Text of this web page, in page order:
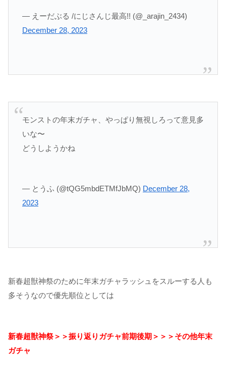
— えーだぶる /にじさんじ最高!! (@_arajin_2434)
December 28, 2023
モンストの年末ガチャ、やっぱり無視しろって意見多
いな〜
どうしようかね
— とうふ (@tQG5mbdETMfJbMQ) December 28,
2023
新春超獣神祭のために年末ガチャラッシュをスルーする人も
多そうなので優先順位としては
新春超獣神祭＞＞振り返りガチャ前期後期＞＞＞その他年末
ガチャ